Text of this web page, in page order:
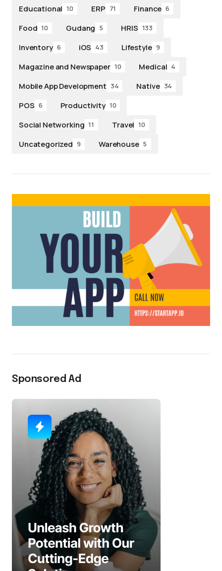
Educational 10 ERP 71 Finance 6
Food 10 Gudang 5 HRIS 133
Inventory 6 iOS 43 Lifestyle 9
Magazine and Newspaper 10 Medical 4
Mobile App Development 34 Native 34
POS 6 Productivity 10
Social Networking 11 Travel 10
Uncategorized 9 Warehouse 5
Sponsored Ad